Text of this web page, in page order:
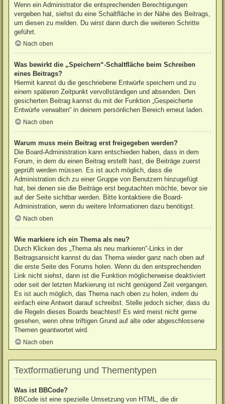
Wenn ein Administrator die entsprechenden Berechtigungen
vergeben hat, siehst du eine Schaltfläche in der Nähe des Beitrags,
um diesen zu melden. Du wirst dann durch die weiteren Schritte
geführt.
Nach oben
Was bewirkt die „Speichern“-Schaltfläche beim Schreiben
eines Beitrags?
Hiermit kannst du die geschriebene Entwürfe speichern und zu
einem späteren Zeitpunkt vervollständigen und absenden. Den
gesicherten Beitrag kannst du mit der Funktion „Gespeicherte
Entwürfe verwalten“ in deinem persönlichen Bereich erneut laden.
Nach oben
Warum muss mein Beitrag erst freigegeben werden?
Die Board-Administration kann entschieden haben, dass in dem
Forum, in dem du einen Beitrag erstellt hast, die Beiträge zuerst
geprüft werden müssen. Es ist auch möglich, dass die
Administration dich zu einer Gruppe von Benutzern hinzugefügt
hat, bei denen sie die Beiträge erst begutachten möchte, bevor sie
auf der Seite sichtbar werden. Bitte kontaktiere die Board-
Administration, wenn du weitere Informationen dazu benötigst.
Nach oben
Wie markiere ich ein Thema als neu?
Durch Klicken des „Thema als neu markieren“-Links in der
Beitragsansicht kannst du das Thema wieder ganz nach oben auf
die erste Seite des Forums holen. Wenn du den entsprechenden
Link nicht siehst, dann ist die Funktion möglicherweise deaktiviert
oder seit der letzten Markierung ist nicht genügend Zeit vergangen.
Es ist auch möglich, das Thema nach oben zu holen, indem du
einfach eine Antwort darauf schreibst. Stelle jedoch sicher, dass du
die Regeln dieses Boards beachtest! Es wird meist nicht gerne
gesehen, wenn ohne triftigen Grund auf alte oder abgeschlossene
Themen geantwortet wird.
Nach oben
Textformatierung und Thementypen
Was ist BBCode?
BBCode ist eine spezielle Umsetzung von HTML, die dir